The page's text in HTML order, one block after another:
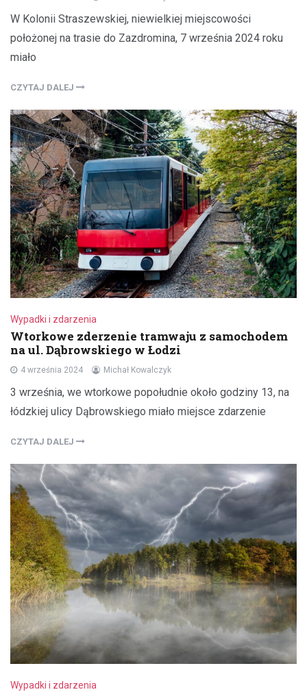
W Kolonii Straszewskiej, niewielkiej miejscowości
położonej na trasie do Zazdromina, 7 września 2024 roku
miało
CZYTAJ DALEJ
Wypadki i zdarzenia
Wtorkowe zderzenie tramwaju z samochodem
na ul. Dąbrowskiego w Łodzi
4 września 2024 Michał Kowalczyk
3 września, we wtorkowe popołudnie około godziny 13, na
łódzkiej ulicy Dąbrowskiego miało miejsce zdarzenie
CZYTAJ DALEJ
Wypadki i zdarzenia